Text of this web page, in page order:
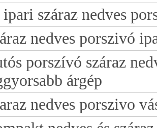
száraz nedves
nedves porszivó
porszívó száraz
árgép
nedves porszivo